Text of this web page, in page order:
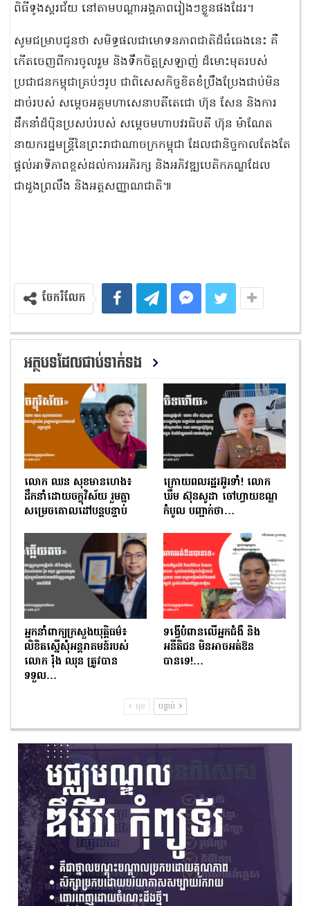
ពិធីទូងស្គរជ័យ នៅតាមបណ្តាអង្គភាពរៀងៗខ្លួនផងដែរ។
សូមជម្រាបជូនថា សមិទ្ធផលជាមោទនភាពជាតិដ៏ធំធេងនេះ គឺ
កើតចេញពីការចូលរួម និងទឹកចិត្តស្រឡាញ់ ដ៏មោះមុតរបស់
ប្រជាជនកម្ពុជាគ្រប់ៗរូប ជាពិសេសកិច្ចខិតខំប្រឹងប្រែងជាប់មិន
ដាច់របស់ សម្តេចអគ្គមហាសេនាបតីតេជោ ហ៊ុន សែន និងការ
ដឹកនាំដ៏ប៉ិនប្រសប់របស់ សម្តេចមហាបវរធិបតី ហ៊ុន ម៉ាណែត
នាយករដ្ឋមន្ត្រីនៃព្រះរាជាណាចក្រកម្ពុជា ដែលជានិច្ចកាលតែងតែ
ផ្តល់អាទិភាពខ្ពស់ដល់ការអភិរក្ស និងអភិវឌ្ឍបេតិកភណ្ឌដែល
ជាដួងព្រលឹង និងអត្តសញ្ញាណជាតិ៕
ចែករំលែក
អត្ថបទដែលជាប់ទាក់ទង
លោក ឈន សុខមានហេង៖
ដឹកនាំដោយចក្ខុវិស័យ រួមគ្នា
សម្រេចគោលដៅបន្តបន្ទាប់
ក្រោយពលរដ្ឋរអ៊ូរទាំ! លោក
ឃឹម ស៊ុនសូដា ចៅហ្វាយខណ្ឌ
កំបូល បញ្ជាក់ថា…
អ្នកនាំពាក្យក្រសួងយុត្តិធម៌៖
លិខិតស្នើសុំអន្តរាគមន៍របស់
លោក រ៉ុង ឈុន ត្រូវបាន
ទទួល…
ទង្វើបំពានលើអ្នកជំងឺ និង
អនីតិជន មិនអាចអត់ឱន
បានទេ!…
មុន បន្ទាប់